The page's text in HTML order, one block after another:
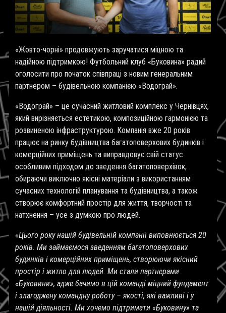
«Жовто-чорні» продовжують заручатися міцною та
надійною підтримкою! Футбольний клуб «Буковина» радий
оголосити про початок співпраці з новим генеральним
партнером – будівельною компанією «Водограй».
«Водограй» – це сучасний житловий комплекс у Чернівцях,
який вирізняється естетикою, композиційною гармонією та
розвиненою інфраструктурою. Компанія вже 20 років
працює на ринку будівництва багатоповерхових будинків і
комерційних приміщень та виправдовує свій статус
особливим підходом до зведення багатоповерхівок,
обираючи виключно якісні матеріали з використанням
сучасних технологій планування та будівництва, а також
створює комфортний простір для життя, творчості та
натхнення – усе з думкою про людей.
«Цього року нашій будівельній компанії виповнюється 20
років. Ми займаємося зведенням багатоповерхових
будинків і комерційних приміщень, створюючи якісний
простір і житло для людей. Ми стали партнерами
«Буковини», адже бачимо в цій команді міцний фундамент
і злагоджену командну роботу – якості, які важливі і у
нашій діяльності. Ми хочемо підтримати «Буковину» та